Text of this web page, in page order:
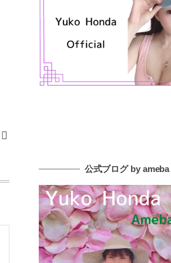
公式ブログ by ameba